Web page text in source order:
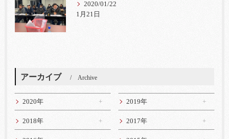
2020/01/22
1月21日
アーカイブ Archive
2020年 2019年
2018年 2017年